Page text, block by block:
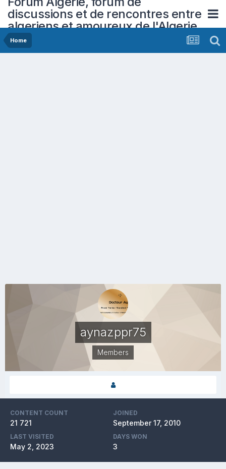
discussions et de rencontres entre
algeriens et amoureux de l'Algerie
Home
aynazppr75
Members
CONTENT COUNT
21 721
JOINED
September 17, 2010
LAST VISITED
May 2, 2023
DAYS WON
3